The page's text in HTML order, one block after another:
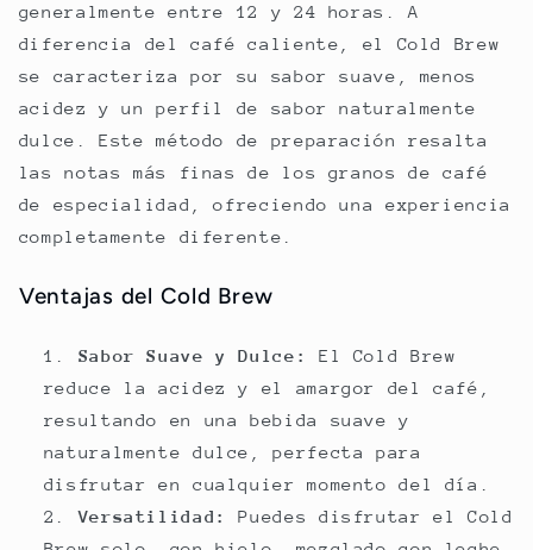
generalmente entre 12 y 24 horas. A
diferencia del café caliente, el Cold Brew
se caracteriza por su sabor suave, menos
acidez y un perfil de sabor naturalmente
dulce. Este método de preparación resalta
las notas más finas de los granos de café
de especialidad, ofreciendo una experiencia
completamente diferente.
Ventajas del Cold Brew
Sabor Suave y Dulce:
El Cold Brew
reduce la acidez y el amargor del café,
resultando en una bebida suave y
naturalmente dulce, perfecta para
disfrutar en cualquier momento del día.
Versatilidad:
Puedes disfrutar el Cold